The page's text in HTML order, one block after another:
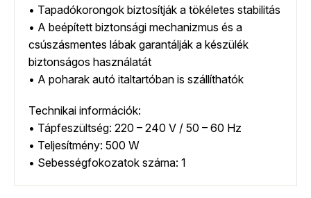
• Tapadókorongok biztosítják a tökéletes stabilitás
• A beépített biztonsági mechanizmus és a
csúszásmentes lábak garantálják a készülék
biztonságos használatát
• A poharak autó italtartóban is szállíthatók
Technikai információk:
• Tápfeszültség: 220 – 240 V / 50 – 60 Hz
• Teljesítmény: 500 W
• Sebességfokozatok száma: 1